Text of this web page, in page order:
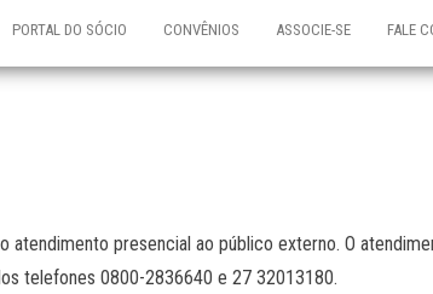
PORTAL DO SÓCIO CONVÊNIOS ASSOCIE-SE FALE
presencial ao público externo. O
telefones 0800-2836640 e 27 32013180.